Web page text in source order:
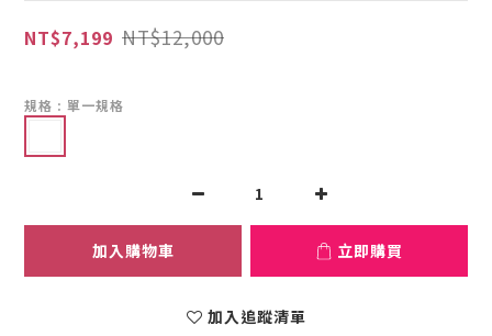
NT$7,199 NT$12,000
規格 : 單一規格
加入購物車 立即購買
加入追蹤清單